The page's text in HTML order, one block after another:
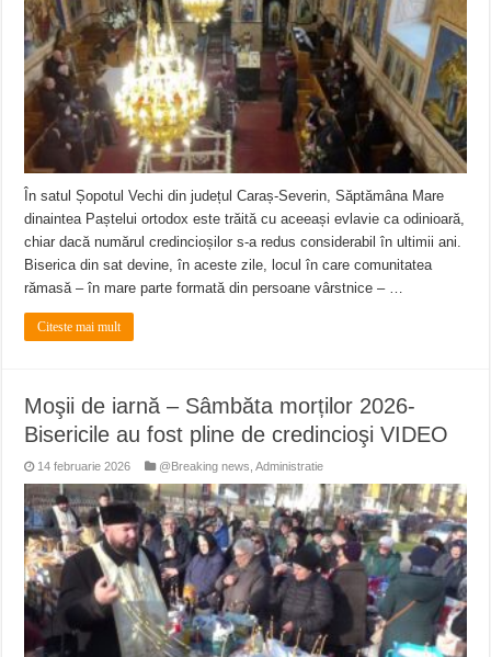
În satul Șopotul Vechi din județul Caraș-Severin, Săptămâna Mare
dinaintea Paștelui ortodox este trăită cu aceeași evlavie ca odinioară,
chiar dacă numărul credincioșilor s-a redus considerabil în ultimii ani.
Biserica din sat devine, în aceste zile, locul în care comunitatea
rămasă – în mare parte formată din persoane vârstnice – …
Citeste mai mult
Moşii de iarnă – Sâmbăta morților 2026-
Bisericile au fost pline de credincioşi VIDEO
14 februarie 2026 @Breaking news ,Administratie